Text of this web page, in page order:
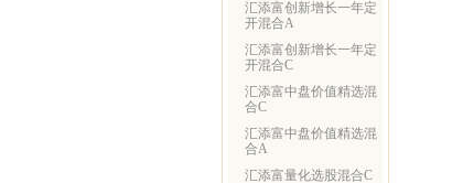
汇添富创新增长一年定
开混合A
汇添富创新增长一年定
开混合C
汇添富中盘价值精选混
合C
汇添富中盘价值精选混
合A
汇添富量化选股混合C